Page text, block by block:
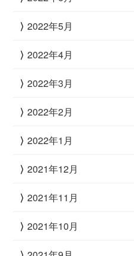
2022年5月
2022年4月
2022年3月
2022年2月
2022年1月
2021年12月
2021年11月
2021年10月